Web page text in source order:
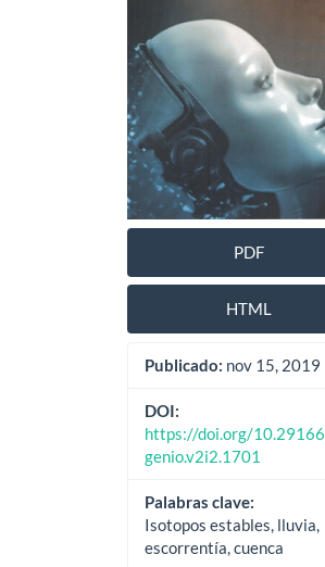
artículo
PDF
HTML
Publicado: nov 15, 2019
DOI:
https://doi.org/
genio.v2i2.1701
Palabras clave:
Isotopos estables, lluvia,
escorrentía, cuenca